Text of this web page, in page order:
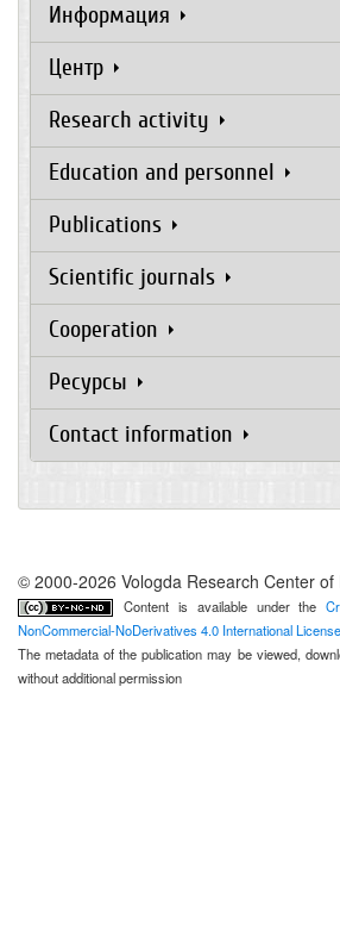
Информация
Центр
Research activity
Education and personnel
Publications
Scientific journals
Cooperation
Ресурсы
Contact information
© 2000-2026 Vologda Research Center of
Content is available under the
NonCommercial-NoDerivatives 4.0 International License
The metadata of the publication may be viewed,
without additional permission